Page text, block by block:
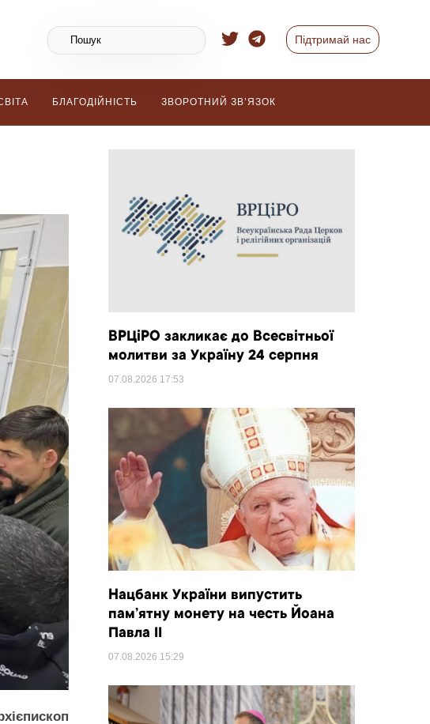
Підтримай нас
БЛАГОДІЙНІСТЬ ЗВОРОТНИЙ ЗВ’ЯЗОК
ВРЦіРО закликає до Всесвітньої
молитви за Україну 24 серпня
07.08.2026 17:53
Нацбанк України випустить
пам’ятну монету на честь Йоана
Павла II
07.08.2026 15:29